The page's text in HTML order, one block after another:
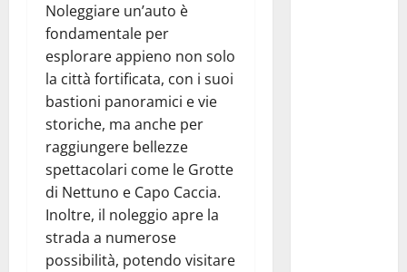
Noleggiare un’auto è
fondamentale per
esplorare appieno non solo
la città fortificata, con i suoi
bastioni panoramici e vie
storiche, ma anche per
raggiungere bellezze
spettacolari come le Grotte
di Nettuno e Capo Caccia.
Inoltre, il noleggio apre la
strada a numerose
possibilità, potendo visitare